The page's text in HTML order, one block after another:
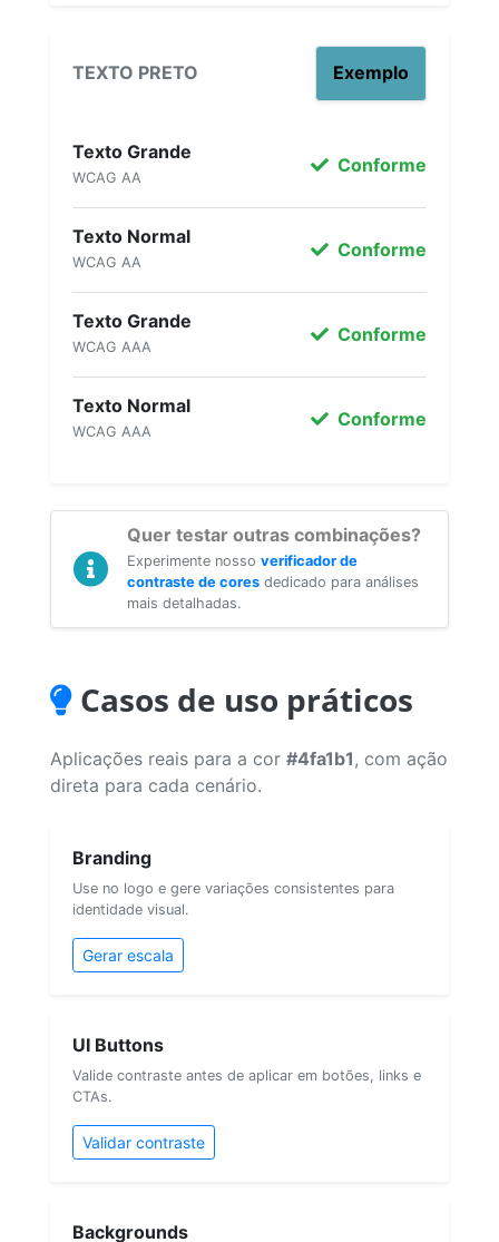
TEXTO PRETO Exemplo
Texto Grande
WCAG AA
Conforme
Texto Normal
WCAG AA
Conforme
Texto Grande
WCAG AAA
Conforme
Texto Normal
WCAG AAA
Conforme
Quer testar outras combinações?
Experimente nosso verificador de
contraste de cores dedicado para análises
mais detalhadas.
Casos de uso práticos
Aplicações reais para a cor #4fa1b1 , com ação
direta para cada cenário.
Branding
Use no logo e gere variações consistentes para
identidade visual.
Gerar escala
UI Buttons
Valide contraste antes de aplicar em botões, links e
CTAs.
Validar contraste
Backgrounds